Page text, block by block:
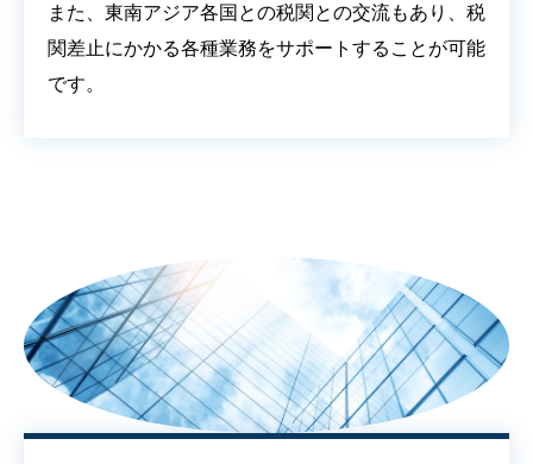
また、東南アジア各国との税関との交流もあり、税
関差止にかかる各種業務をサポートすることが可能
です。